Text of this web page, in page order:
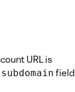
URL is
field